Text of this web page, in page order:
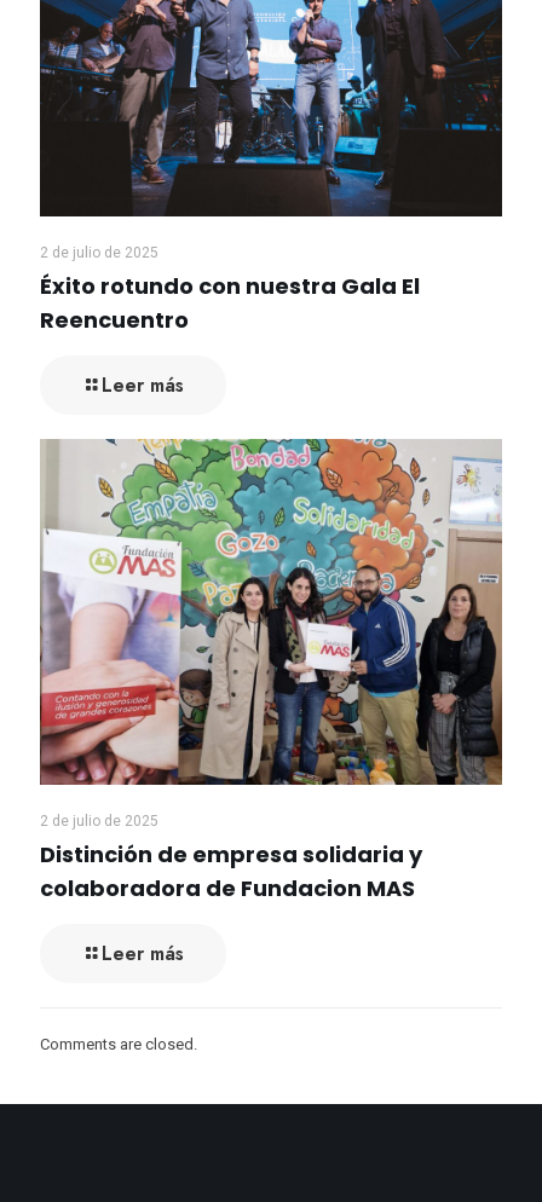
2 de julio de 2025
Éxito rotundo con nuestra Gala El
Reencuentro
Leer más
2 de julio de 2025
Distinción de empresa solidaria y
colaboradora de Fundacion MAS
Leer más
Comments are closed.